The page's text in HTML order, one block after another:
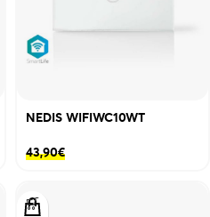
NEDIS WIFIWC10WT
43,90€